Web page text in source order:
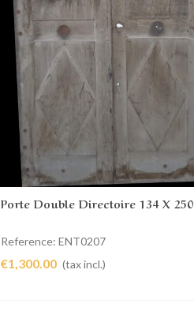
Add to cart
Porte Double Directoire 134 X 250
Reference: ENT0207
€1,300.00 (tax incl.)